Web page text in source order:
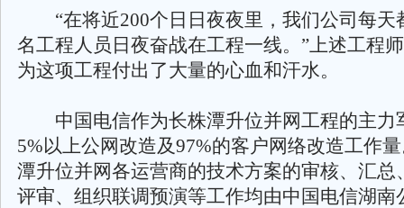
“在将近200个日日夜夜里，我们公司每天
名工程人员日夜奋战在工程一线。”上述工程
为这项工程付出了大量的心血和汗水。
中国电信作为长株潭升位并网工程的主力
5%以上公网改造及97%的客户网络改造工作
潭升位并网各运营商的技术方案的审核、汇总
评审、组织联调预演等工作均由中国电信湖南